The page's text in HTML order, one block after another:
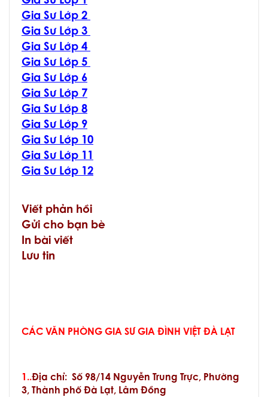
Gia Sư Lớp 2
Gia Sư Lớp 3
Gia Sư Lớp 4
Gia Sư Lớp 5
Gia Sư Lớp 6
Gia Sư Lớp 7
Gia Sư Lớp 8
Gia Sư Lớp 9
Gia Sư Lớp 10
Gia Sư Lớp 11
Gia Sư Lớp 12
Viết phản hồi
Gửi cho bạn bè
In bài viết
Lưu tin
CÁC VĂN PHÒNG GIA SƯ GIA ĐÌNH VIỆT ĐÀ LẠT
1..Địa chỉ: Số 98/14 Nguyễn Trung Trực, Phường
3, Thành phố Đà Lạt, Lâm Đồng